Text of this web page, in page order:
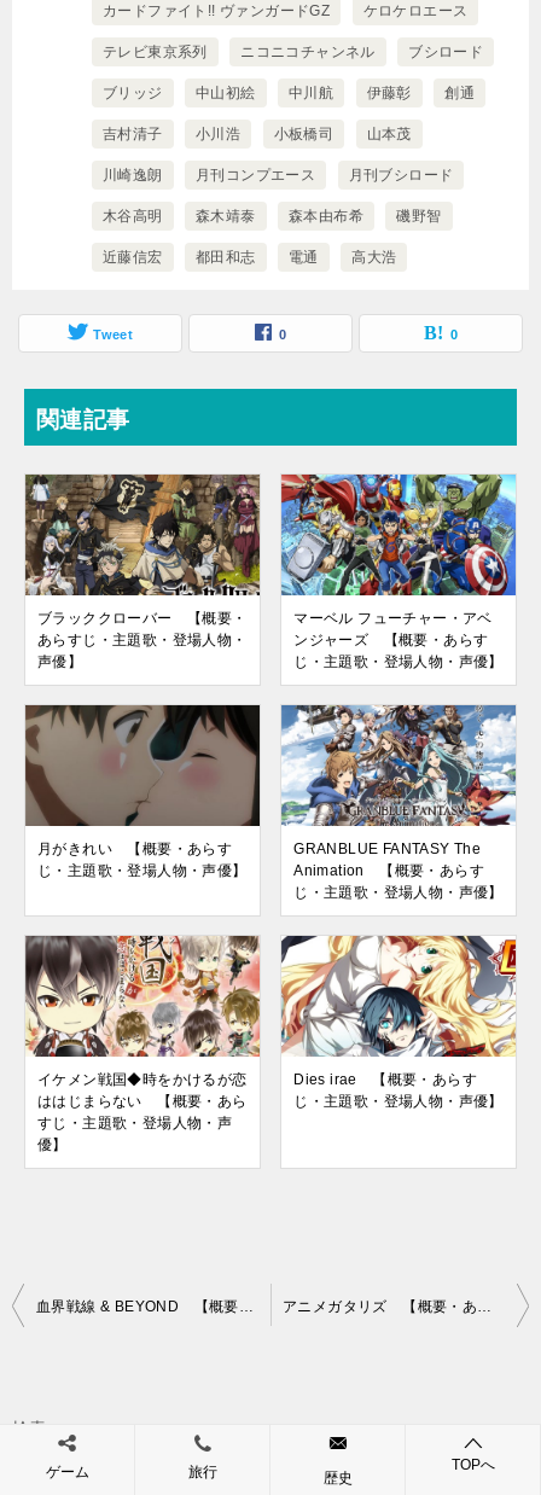
カードファイト!! ヴァンガードGZ ケロケロエース
テレビ東京系列 ニコニコチャンネル ブシロード
ブリッジ 中山初絵 中川航 伊藤彰 創通
吉村清子 小川浩 小板橋司 山本茂
川崎逸朗 月刊コンプエース 月刊ブシロード
木谷高明 森木靖泰 森本由布希 磯野智
近藤信宏 都田和志 電通 高大浩
Tweet 0 0
関連記事
ブラッククローバー 【概要・
あらすじ・主題歌・登場人物・
声優】
マーベル フューチャー・アベ
ンジャーズ 【概要・あらす
じ・主題歌・登場人物・声優】
月がきれい 【概要・あらす
じ・主題歌・登場人物・声優】
GRANBLUE FANTASY The
Animation 【概要・あらす
じ・主題歌・登場人物・声優】
イケメン戦国◆時をかけるが恋
ははじまらない 【概要・あら
すじ・主題歌・登場人物・声
優】
Dies irae 【概要・あらす
じ・主題歌・登場人物・声優】
投
ビ
検索
ゲーム 旅行 歴史
TOPへ